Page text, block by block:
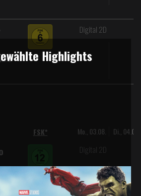
Digital 2D
FSK* Mo., 03.08. Di., 04.08.
Digital 2D
Highlights